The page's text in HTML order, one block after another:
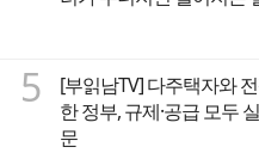
5
[부읽남TV] 다주택자와
한 정부, 규제·공급 모두
문